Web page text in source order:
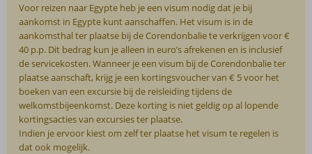
Voor reizen naar Egypte heb je een visum nodig dat je bij
aankomst in Egypte kunt aanschaffen. Het visum is in de
aankomsthal ter plaatse bij de Corendonbalie te verkrijgen voor €
40 p.p. Dit bedrag kun je alleen in euro’s afrekenen en is inclusief
de servicekosten. Wanneer je een visum bij de Corendonbalie ter
plaatse aanschaft, krijg je een kortingsvoucher van € 5 voor het
boeken van een excursie bij de reisleiding tijdens de
welkomstbijeenkomst. Deze korting is niet geldig op al lopende
kortingsacties van excursies ter plaatse.
Indien je ervoor kiest om zelf ter plaatse het visum te regelen is
dat ook mogelijk.